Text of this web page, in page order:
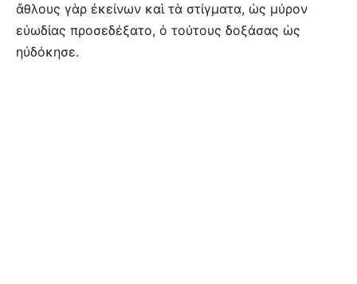
ἄθλους γὰρ ἐκείνων καὶ τὰ στίγματα, ὡς μύρον
εὐωδίας προσεδέξατο, ὁ τούτους δοξάσας ὡς
ηὐδόκησε.